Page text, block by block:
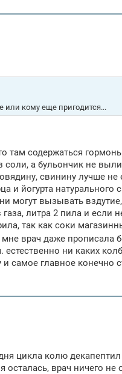
кому еще пригодится...
там содержаться
соли, а бульончик не
свинину лучше не
и йогурта натурального
могут вызывать
литра 2 пила и если
так как соки
врач даже прописала
естественно ни каких
самое главное конечно
цикла колю декапептил
врач ничего не